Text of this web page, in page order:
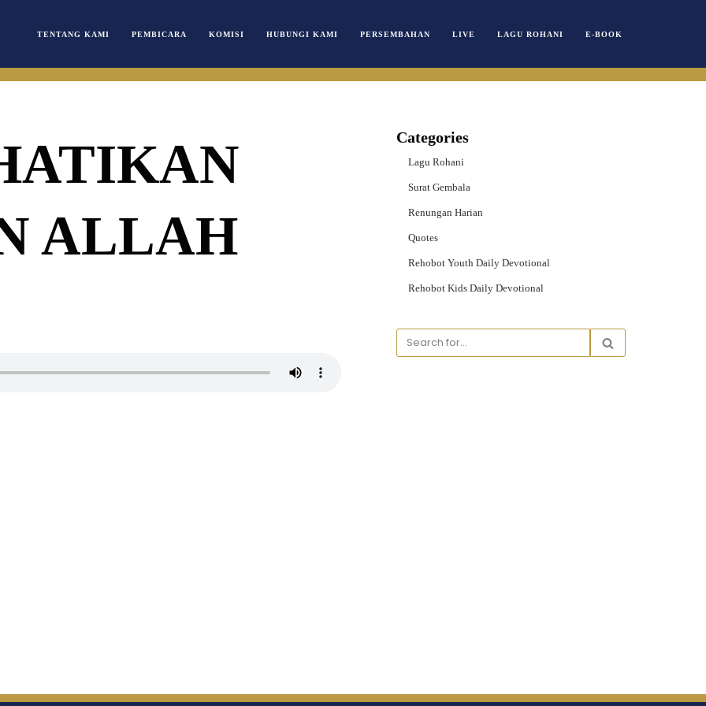
TENTANG KAMI PEMBICARA KOMISI HUBUNGI KAMI PERSEMBAHAN LIVE LAGU ROHANI E-BOOK
ALLAH
Categories
Lagu Rohani
Surat Gembala
Renungan Harian
Quotes
Rehobot Youth Daily Devotional
Rehobot Kids Daily Devotional